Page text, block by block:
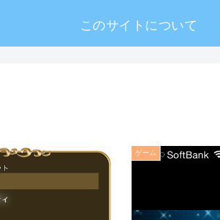
このサイトについて
ゲーム